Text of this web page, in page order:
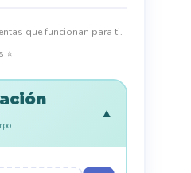
que funcionan para ti.
⭐
▼